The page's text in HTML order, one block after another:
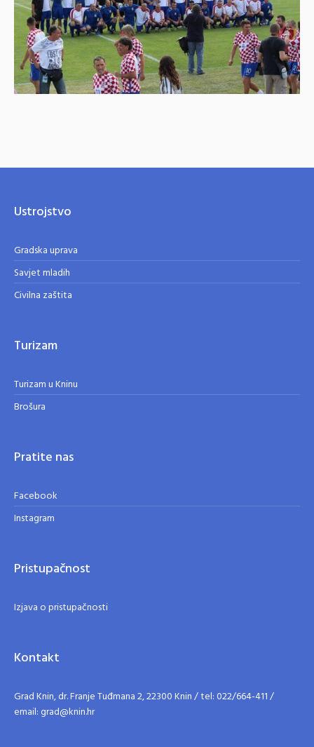
Ustrojstvo
Gradska uprava
Savjet mladih
Civilna zaštita
Turizam
Turizam u Kninu
Brošura
Pratite nas
Facebook
Instagram
Pristupačnost
Izjava o pristupačnosti
Kontakt
Grad Knin, dr. Franje Tuđmana 2, 22300 Knin / tel: 022/664-411 /
email: grad@knin.hr